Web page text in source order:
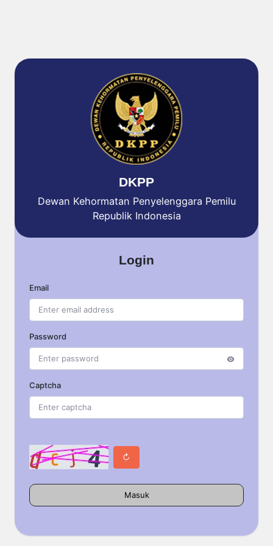
DKPP
Dewan Kehormatan Penyelenggara Pemilu
Republik Indonesia
Login
Email
Password
Captcha
↻
Masuk